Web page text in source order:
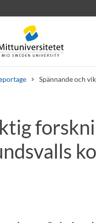
Spännande och